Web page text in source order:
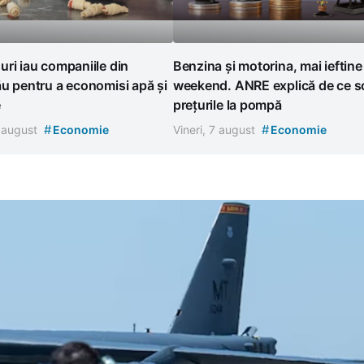
iau companiile din
pentru a economisi apă și
#Economie
Benzina și motorina, mai
weekend. ANRE explică de ce
prețurile la pompă
Vineri, 7 august #Economie